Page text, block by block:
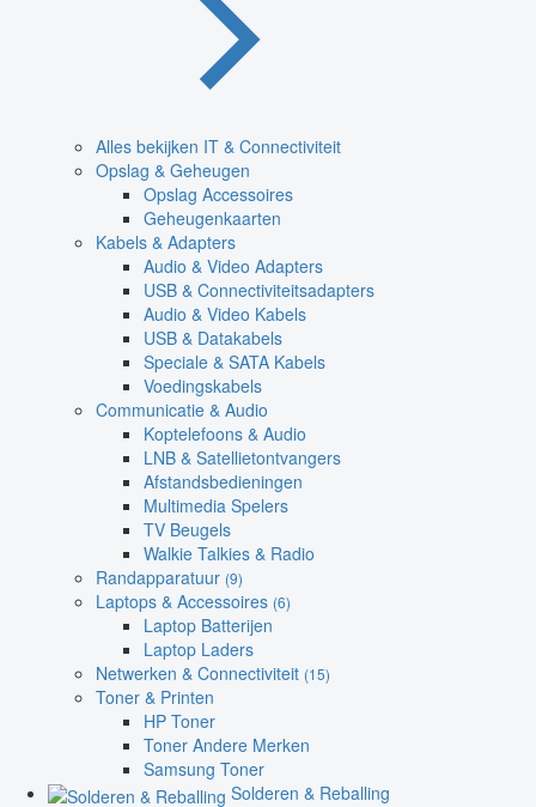
Alles bekijken IT & Connectiviteit
Opslag & Geheugen
Opslag Accessoires
Geheugenkaarten
Kabels & Adapters
Audio & Video Adapters
USB & Connectiviteitsadapters
Audio & Video Kabels
USB & Datakabels
Speciale & SATA Kabels
Voedingskabels
Communicatie & Audio
Koptelefoons & Audio
LNB & Satellietontvangers
Afstandsbedieningen
Multimedia Spelers
TV Beugels
Walkie Talkies & Radio
Randapparatuur (9)
Laptops & Accessoires (6)
Laptop Batterijen
Laptop Laders
Netwerken & Connectiviteit (15)
Toner & Printen
HP Toner
Toner Andere Merken
Samsung Toner
Solderen & Reballing